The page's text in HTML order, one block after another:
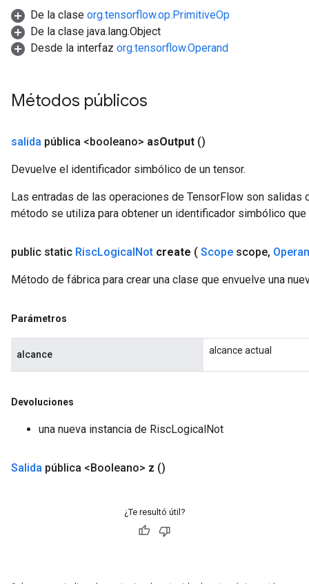
De la clase org.tensorflow.op.PrimitiveOp
De la clase java.lang.Object
Desde la interfaz org.tensorflow.Operand
Métodos públicos
salida pública <booleano> asOutput ()
Devuelve el identificador simbólico de un tensor.
Las entradas de las operaciones de TensorFlow son salidas
método se utiliza para obtener un identificador simbólico
public static RiscLogicalNot create ( Scope scope,
Método de fábrica para crear una clase que envuelve una
Parámetros
alcance alcance actual
Devoluciones
una nueva instancia de RiscLogicalNot
Salida pública <Booleano> z ()
¿Te resultó útil?